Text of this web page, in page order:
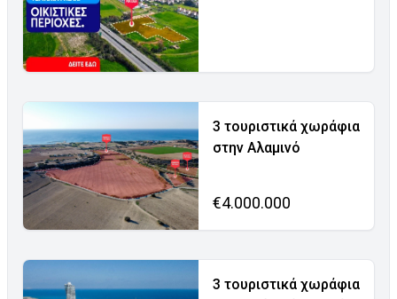
3 τουριστικά χωράφια
στην Αλαμινό
€4.000.000
3 τουριστικά χωράφια